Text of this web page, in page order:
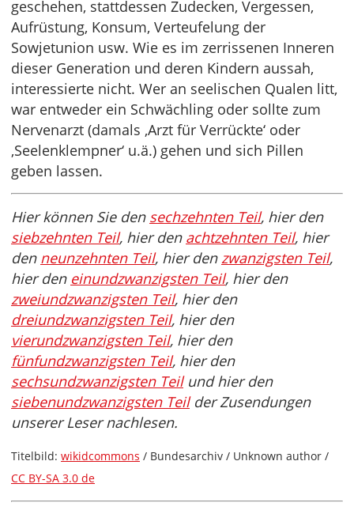
geschehen, stattdessen Zudecken, Vergessen,
Aufrüstung, Konsum, Verteufelung der
Sowjetunion usw. Wie es im zerrissenen Inneren
dieser Generation und deren Kindern aussah,
interessierte nicht. Wer an seelischen Qualen litt,
war entweder ein Schwächling oder sollte zum
Nervenarzt (damals ‚Arzt für Verrückte‘ oder
‚Seelenklempner‘ u.ä.) gehen und sich Pillen
geben lassen.
Hier können Sie den sechzehnten Teil, hier den
siebzehnten Teil, hier den achtzehnten Teil, hier
den neunzehnten Teil, hier denzwanzigsten Teil,
hier den einundzwanzigsten Teil, hier den
zweiundzwanzigsten Teil, hier den
dreiundzwanzigsten Teil, hier den
vierundzwanzigsten Teil, hier den
fünfundzwanzigsten Teil, hier den
sechsundzwanzigsten Teilund hier den
siebenundzwanzigsten Teilder Zusendungen
unserer Leser nachlesen.
Titelbild: wikidcommons / Bundesarchiv / Unknown author /
CC BY-SA 3.0 de